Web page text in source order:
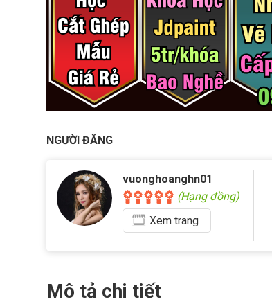
NGƯỜI ĐĂNG
vuonghoanghn01
(Hạng đồng)
Xem trang
Mô tả chi tiết